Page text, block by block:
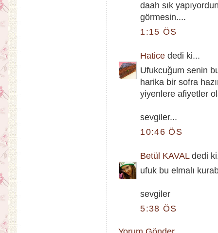
daah sık
görmesin....
1:15 ÖS
Hatice dedi ki...
Ufukcuğum senin
harika bir sofra
yiyenlere afiyetler
sevgiler...
10:46 ÖS
Betül KAVALdedi
ufuk bu elmalı
sevgiler
5:38 ÖS